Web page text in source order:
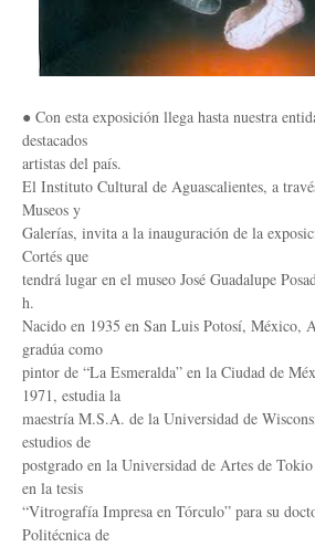
● Con esta exposición llega hasta nuestra
destacados
artistas del país.
El Instituto Cultural de Aguascalientes, a
Museos y
Galerías, invita a la inauguración de la
Cortés que
tendrá lugar en el museo José Guadalupe
h.
Nacido en 1935 en San Luis Potosí, México,
gradúa como
pintor de “La Esmeralda” en la Ciudad de
1971, estudia la
maestría M.S.A. de la Universidad de
estudios de
postgrado en la Universidad de Artes de
en la tesis
“Vitrografía Impresa en Tórculo” para su
Politécnica de